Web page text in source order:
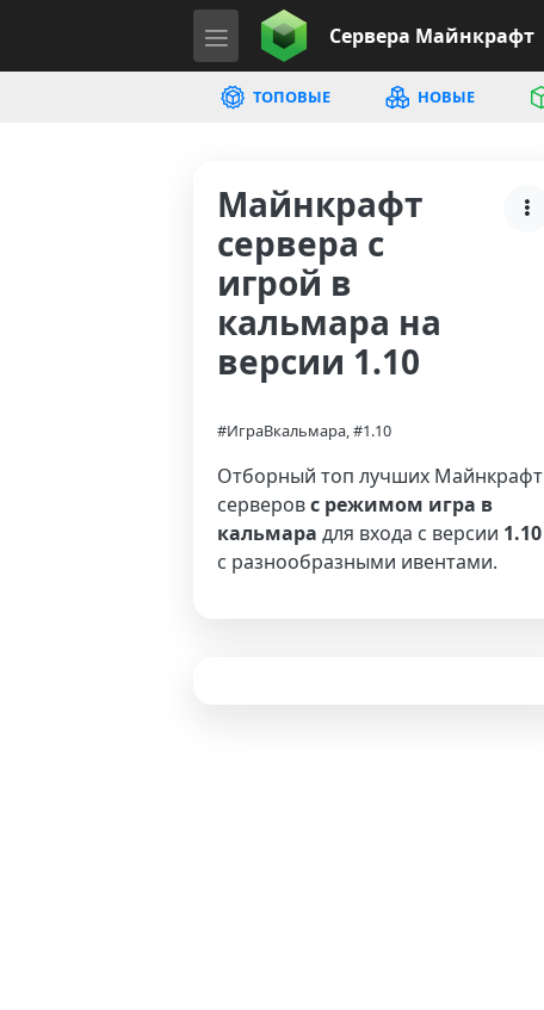
Сервера Майнкрафт
ТОПОВЫЕ НОВЫЕ
Майнкрафт
сервера с
игрой в
кальмара на
версии 1.10
#ИграВкальмара, #1.10
Отборный топ лучших Майнкрафт
серверовс режимом игра в
кальмара для входа с версии 1.10
с разнообразными ивентами.